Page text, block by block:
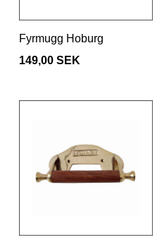
Fyrmugg Hoburg
149,00 SEK